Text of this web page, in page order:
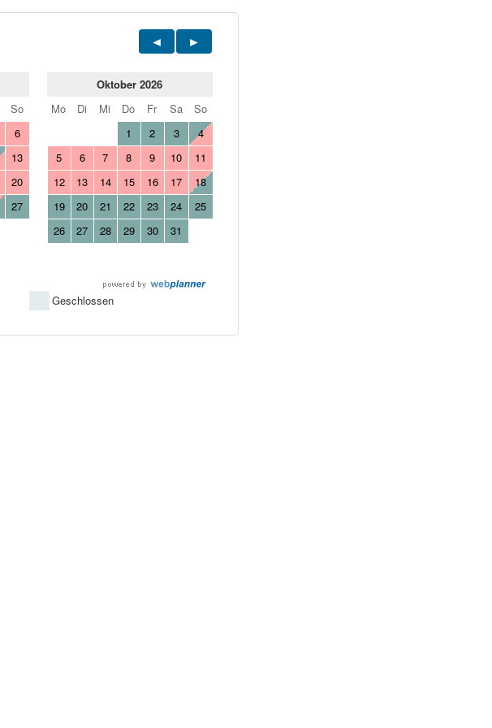
So
6
13
20
27
Oktober 2026
Mo
Di Mi Do Fr Sa
So
1
2 3
4
5
6 7 8 9 10
11
12
13 14 15 16 17
18
19
20 21 22 23 24
25
26
27 28 29 30 31
Geschlossen